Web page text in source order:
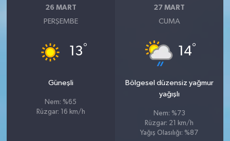
26 MART
PERŞEMBE
13°
Güneşli
Nem: %65
Rüzgar: 16 km/h
27 MART
CUMA
14°
Bölgesel düzensiz yağmur
yağışlı
Nem: %73
Rüzgar: 21 km/h
Yağış Olasılığı: %87